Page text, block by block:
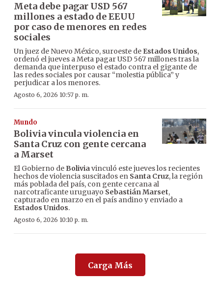
Meta debe pagar USD 567
millones a estado de EEUU
por caso de menores en redes
sociales
Un juez de Nuevo México, suroeste de Estados Unidos,
ordenó el jueves a Meta pagar USD 567 millones tras la
demanda que interpuso el estado contra el gigante de
las redes sociales por causar “molestia pública” y
perjudicar a los menores.
Agosto 6, 2026 10:57 p. m.
Mundo
Bolivia vincula violencia en
Santa Cruz con gente cercana
a Marset
El Gobierno de Boliviavinculó este jueves los recientes
hechos de violencia suscitados en Santa Cruz, la región
más poblada del país, con gente cercana al
narcotraficante uruguayo Sebastián Marset,
capturado en marzo en el país andino y enviado a
Estados Unidos.
Agosto 6, 2026 10:10 p. m.
Carga Más